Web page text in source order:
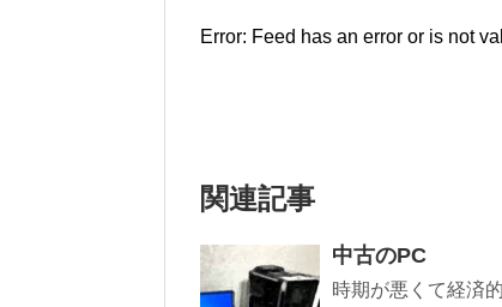
Error: Feed has an error or is not
関連記事
中古のPC
時期が悪くて経済